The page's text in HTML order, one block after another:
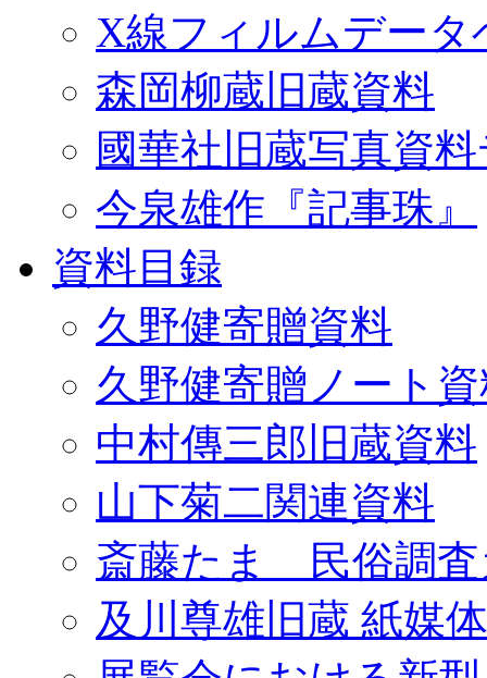
X線フィルムデータ
森岡柳蔵旧蔵資料
國華社旧蔵写真資
今泉雄作『記事珠』
資料目録
久野健寄贈資料
久野健寄贈ノート
中村傳三郎旧蔵資料
山下菊二関連資料
斎藤たま 民俗調査
及川尊雄旧蔵 紙媒